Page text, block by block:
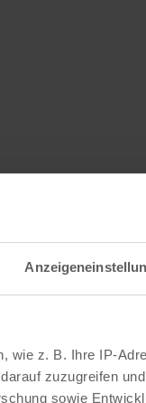
wie z. B. Ihre IP-
zuzugreifen
sowie